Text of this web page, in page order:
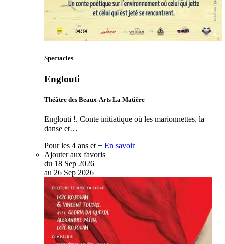
Spectacles
Englouti
Théâtre des Beaux-Arts La Matière
Englouti !. Conte initiatique où les marionnettes, la
danse et…
Pour les 4 ans et + En savoir
Ajouter aux favoris
du 18 Sep 2026
au 26 Sep 2026